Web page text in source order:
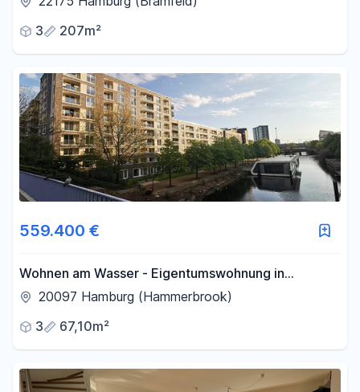
3
207m²
559.400 €
Wohnen am Wasser - Eigentumswohnung in
begehrter Lage
20097 Hamburg (Hammerbrook)
3
67,10m²